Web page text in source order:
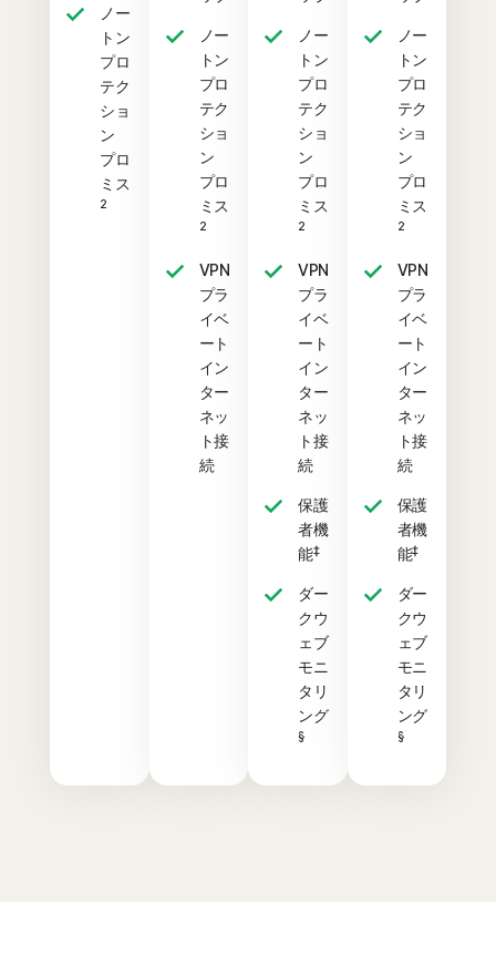
ノー
トン
プロ
テク
ショ
ン
プロ
ミス
2
ノー
トン
プロ
テク
ショ
ン
プロ
ミス
2
VPN
プラ
イベ
ート
イン
ター
ネッ
ト接
続
ノー
トン
プロ
テク
ショ
ン
プロ
ミス
2
VPN
プラ
イベ
ート
イン
ター
ネッ
ト接
続
保護
者機
能‡
ダー
クウ
ェブ
モニ
タリ
ング
§
ノー
トン
プロ
テク
ショ
ン
プロ
ミス
2
VPN
プラ
イベ
ート
イン
ター
ネッ
ト接
続
保護
者機
能‡
ダー
クウ
ェブ
モニ
タリ
ング
§